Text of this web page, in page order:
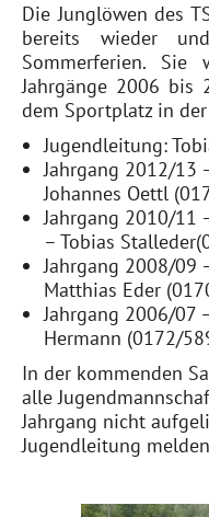
Die Junglöwen des
bereits wieder
Sommerferien.
Jahrgänge 2006 bis
dem Sportplatz in
Jugendleitung:
Jahrgang 2012/13
Johannes Oettl
Jahrgang 2010/11
– Tobias
Jahrgang 2008/09
Matthias Eder
Jahrgang 2006/07
Hermann (0172/
In der kommenden
alle
Jahrgang nicht
Jugendleitung